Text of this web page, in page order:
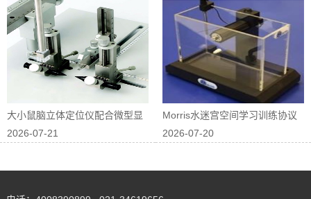
大小鼠脑立体定位仪配合微型显
微镜进行在体...
2026-07-21
Morris水迷宫空间学习训练协议
优化
2026-07-20